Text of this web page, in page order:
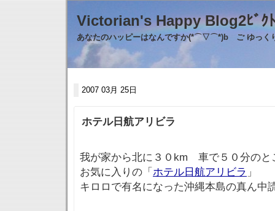
Victorian's Happy
あなたのハッピーはなんですか(*⌒▽⌒*)b ご ゆっく
2007 03月 25日
ホテル日航アリビラ
我が家から北に３０km 車で５０分のと
お気に入りの「 ホテル日航アリビラ 」
キロロで有名になった沖縄本島の真ん中